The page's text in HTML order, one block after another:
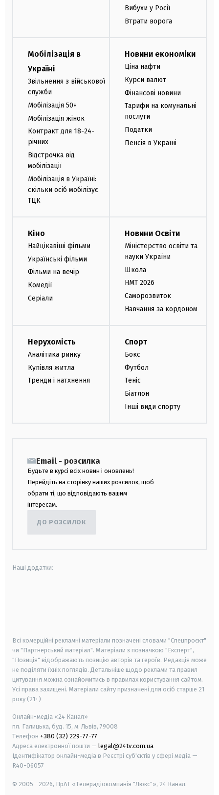
Вибухи у Росії
Втрати ворога
Мобілізація в
Україні
Звільнення з військової
служби
Мобілізація 50+
Мобілізація жінок
Контракт для 18-24-
річних
Відстрочка від
мобілізації
Мобілізація в Україні:
скільки осіб мобілізує
ТЦК
Новини економіки
Ціна нафти
Курси валют
Фінансові новини
Тарифи на комунальні
послуги
Податки
Пенсія в Україні
Кіно
Найцікавіші фільми
Українські фільми
Фільми на вечір
Комедії
Серіали
Новини Освіти
Міністерство освіти та
науки України
Школа
НМТ 2026
Саморозвиток
Навчання за кордоном
Нерухомість
Аналітика ринку
Купівля житла
Тренди і натхнення
Спорт
Бокс
Футбол
Теніс
Біатлон
Інші види спорту
Email - розсилка
Будьте в курсі всіх новин і оновлень!
Перейдіть на сторінку наших розсилок, щоб
обрати ті, що відповідають вашим
інтересам.
ДО РОЗСИЛОК
Наші додатки:
Всі комерційні рекламні матеріали позначені словами "Спецпроєкт"
чи "Партнерський матеріал". Матеріали з позначкою "Експерт",
"Позиція" відображають позицію авторів та героїв. Редакція може
не поділяти їхніх поглядів. Детальніше щодо реклами та правил
цитування можна ознайомитись в правилах користування сайтом.
Усі права захищені. Матеріали сайту призначені для осіб старше 21
року (21+)
Онлайн-медіа «24 Канал»
пл. Галицька, буд. 15, м. Львів, 79008
Телефон +380 (32) 229-77-77
Адреса електронної пошти — legal@24tv.com.ua
Ідентифікатор онлайн-медіа в Реєстрі суб'єктів у сфері медіа —
R40-06057
© 2005—2026, ПрАТ «Телерадіокомпанія "Люкс"», 24 Канал.